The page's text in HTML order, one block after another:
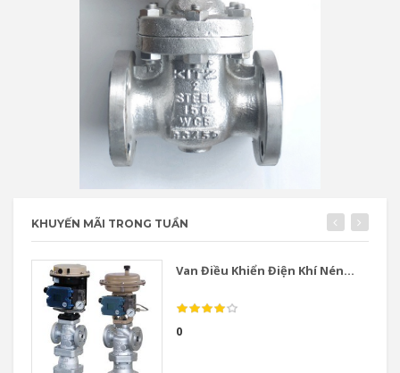
KHUYẾN MÃI TRONG TUẦN
Van Điều Khiển Điện Khí Nén...
0